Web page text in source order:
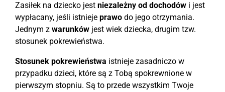
Zasiłek na dziecko jest niezależny od dochodów i jest
wypłacany, jeśli istnieje prawo do jego otrzymania.
Jednym z warunków jest wiek dziecka, drugim tzw.
stosunek pokrewieństwa.
Stosunek pokrewieństwa istnieje zasadniczo w
przypadku dzieci, które są z Tobą spokrewnione w
pierwszym stopniu. Są to przede wszystkim Twoje